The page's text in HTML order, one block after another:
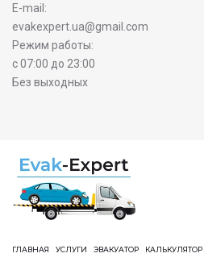
E-mail:
evakexpert.ua@gmail.com
Режим работы:
с 07:00 до 23:00
Без выходных
ГЛАВНАЯ УСЛУГИ ЭВАКУАТОР КАЛЬКУЛЯТОР